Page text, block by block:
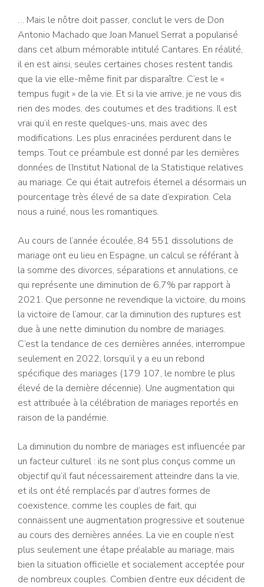
… Mais le nôtre doit passer, conclut le vers de Don
Antonio Machado que Joan Manuel Serrat a popularisé
dans cet album mémorable intitulé Cantares. En réalité,
il en est ainsi, seules certaines choses restent tandis
que la vie elle-même finit par disparaître. C’est le «
tempus fugit » de la vie. Et si la vie arrive, je ne vous dis
rien des modes, des coutumes et des traditions. Il est
vrai qu’il en reste quelques-uns, mais avec des
modifications. Les plus enracinées perdurent dans le
temps. Tout ce préambule est donné par les dernières
données de l’Institut National de la Statistique relatives
au mariage. Ce qui était autrefois éternel a désormais un
pourcentage très élevé de sa date d’expiration. Cela
nous a ruiné, nous les romantiques.
Au cours de l’année écoulée, 84 551 dissolutions de
mariage ont eu lieu en Espagne, un calcul se référant à
la somme des divorces, séparations et annulations, ce
qui représente une diminution de 6,7% par rapport à
2021. Que personne ne revendique la victoire, du moins
la victoire de l’amour, car la diminution des ruptures est
due à une nette diminution du nombre de mariages.
C’est la tendance de ces dernières années, interrompue
seulement en 2022, lorsqu’il y a eu un rebond
spécifique des mariages (179 107, le nombre le plus
élevé de la dernière décennie). Une augmentation qui
est attribuée à la célébration de mariages reportés en
raison de la pandémie.
La diminution du nombre de mariages est influencée par
un facteur culturel : ils ne sont plus conçus comme un
objectif qu’il faut nécessairement atteindre dans la vie,
et ils ont été remplacés par d’autres formes de
coexistence, comme les couples de fait, qui
connaissent une augmentation progressive et soutenue
au cours des dernières années. La vie en couple n’est
plus seulement une étape préalable au mariage, mais
bien la situation officielle et socialement acceptée pour
de nombreux couples. Combien d’entre eux décident de